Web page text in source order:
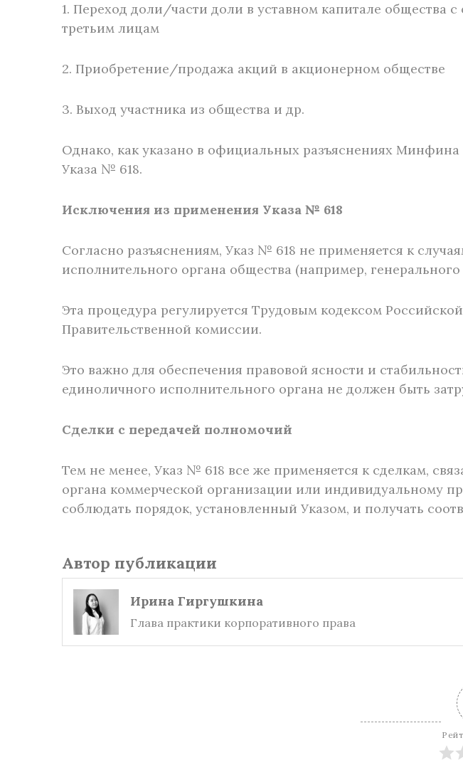
1. Переход доли/части доли в уставном капитале общества
третьим лицам
2. Приобретение/продажа акций в акционерном обществе
3. Выход участника из общества и др.
Однако, как указано в официальных разъяснениях
Указа № 618.
Исключения из применения Указа № 618
Согласно разъяснениям, Указ № 618 не применяется к
исполнительного органа общества (например, генерального
Эта процедура регулируется Трудовым кодексом
Правительственной комиссии.
Это важно для обеспечения правовой ясности и
единоличного исполнительного органа не должен быть
Сделки с передачей полномочий
Тем не менее, Указ № 618 все же применяется к сделкам,
органа коммерческой организации или индивидуальному
соблюдать порядок, установленный Указом, и получать
Автор публикации
Ирина Гиргушкина
Глава практики корпоративного права